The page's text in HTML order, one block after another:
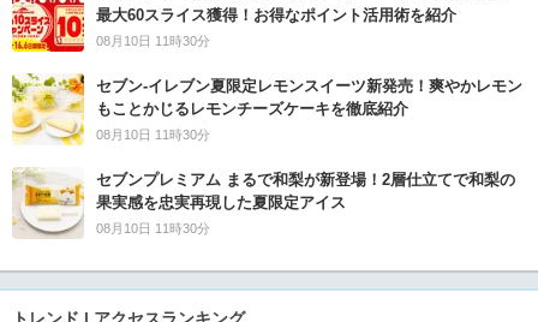
最大60スライス獲得！お得なポイント活用術を紹介
08月10日 11時30分
セブン‐イレブン夏限定レモンスイーツ新発売！爽やかレモン
もことかじるレモンチーズケーキを徹底紹介
08月10日 11時30分
セブンプレミアム まるで和梨が新登場！2層仕立てで和梨の
果実感を忠実再現した夏限定アイス
08月10日 11時30分
トレンド | アクセスランキング